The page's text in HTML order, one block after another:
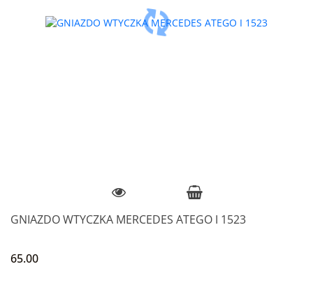
GNIAZDO WTYCZKA MERCEDES ATEGO I 1523
65.00